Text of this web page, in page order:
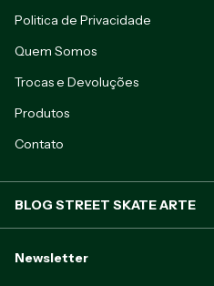
Politica de Privacidade
Quem Somos
Trocas e Devoluções
Produtos
Contato
BLOG STREET SKATE ARTE
Newsletter